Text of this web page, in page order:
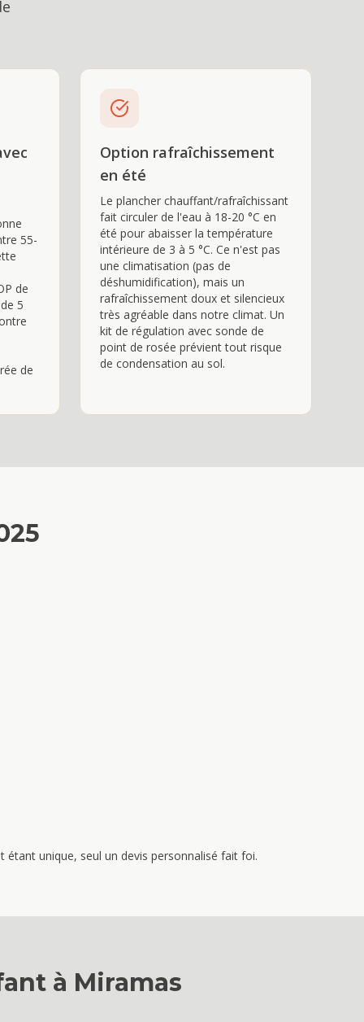
55-
de
5
de
Option rafraîchissement
en été
Le plancher chauffant/rafraîchissant
fait circuler de l'eau à 18-20 °C en
été pour abaisser la température
intérieure de 3 à 5 °C. Ce n'est pas
une climatisation (pas de
déshumidification), mais un
rafraîchissement doux et silencieux
très agréable dans notre climat. Un
kit de régulation avec sonde de
point de rosée prévient tout risque
de condensation au sol.
unique, seul un devis personnalisé fait foi.
à Miramas